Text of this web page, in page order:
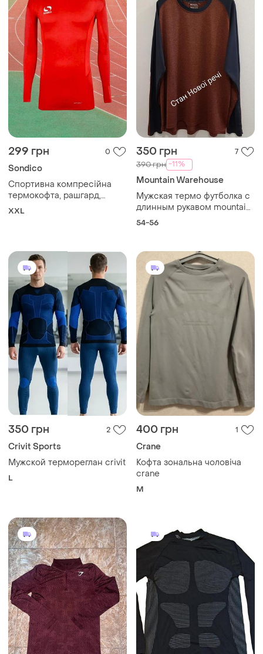
299 грн 0
Sondico
Спортивна компресійна
термокофта, рашгард,
лонгслив, термобілизна.
XXL
350 грн 7
390 грн -11%
Mountain Warehouse
Мужская термо футболка с
длинным рукавом mountain
warehouse, р. 54-56
54-56
350 грн 2
Crivit Sports
Мужской термореглан crivit
L
400 грн 1
Crane
Кофта зональна чоловіча
crane
M